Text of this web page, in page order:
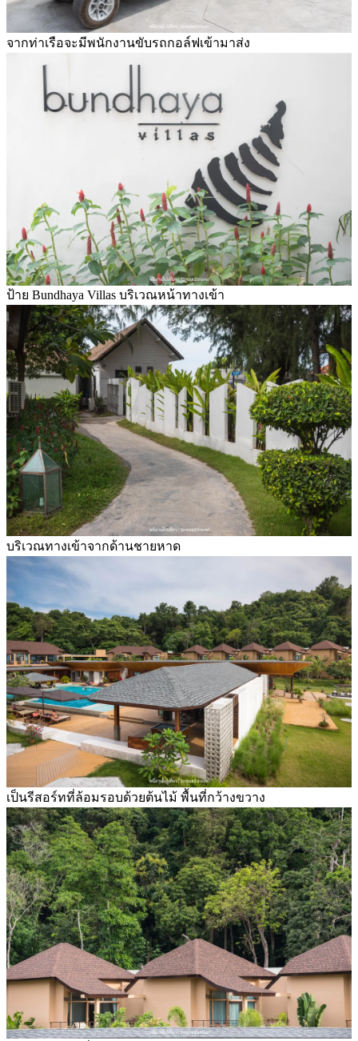
จากท่าเรือจะมีพนักงานขับรถกอล์ฟเข้ามาส่ง
ป้าย Bundhaya Villas บริเวณหน้าทางเข้า
บริเวณทางเข้าจากด้านชายหาด
เป็นรีสอร์ทที่ล้อมรอบด้วยต้นไม้ พื้นที่กว้างขวาง